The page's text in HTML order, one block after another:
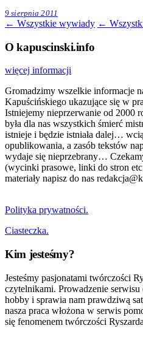
9 sierpnia 2011
← Wszystkie wywiady ←
O kapuscinski.info
więcej informacji
Gromadzimy wszelkie informacje
Kapuścińskiego ukazujące się w
Istniejemy nieprzerwanie od 2000
była dla nas wszystkich śmierć
istnieje i będzie istniała dalej…
opublikowania, a zasób tekstów
wydaje się nieprzebrany…
(wycinki prasowe, linki do stron
materiały napisz do nas
Polityka prywatności.
Ciasteczka.
Kim jesteśmy?
Jesteśmy pasjonatami twórczości
czytelnikami. Prowadzenie
hobby i sprawia nam prawdziwą
nasza praca włożona w serwis
się fenomenem twórczości